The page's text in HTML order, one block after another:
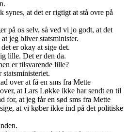
at det er rigtigt at stå ovre på
på os selv, så ved vi jo godt, at det
jeg bliver statsminister.
er okay at sige det.
lille. Det er den da.
er tilsvarende lille?
over at få en sms fra Mette
at Lars Løkke ikke har sendt en til
for, at jeg får en sød sms fra Mette
at vi køber ikke ind på det politiske